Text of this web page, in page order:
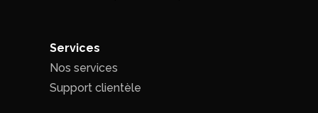
Services
Nos services
Support clientèle